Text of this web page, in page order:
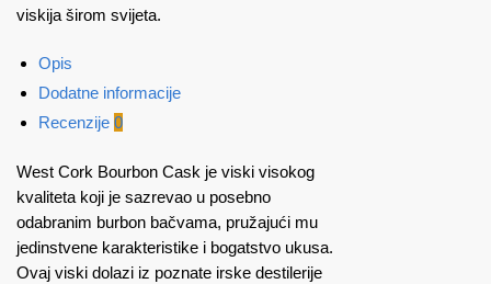
viskija širom svijeta.
Opis
Dodatne informacije
Recenzije 0
West Cork Bourbon Cask je viski visokog
kvaliteta koji je sazrevao u posebno
odabranim burbon bačvama, pružajući mu
jedinstvene karakteristike i bogatstvo ukusa.
Ovaj viski dolazi iz poznate irske destilerije